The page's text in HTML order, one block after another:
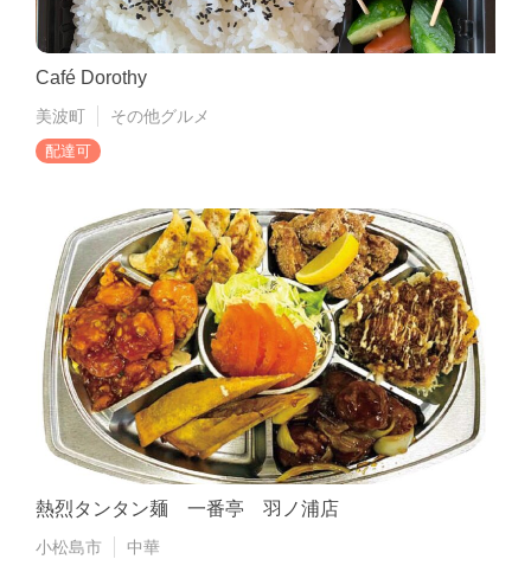
Café Dorothy
美波町 その他グルメ
配達可
熱烈タンタン麺 一番亭 羽ノ浦店
小松島市 中華